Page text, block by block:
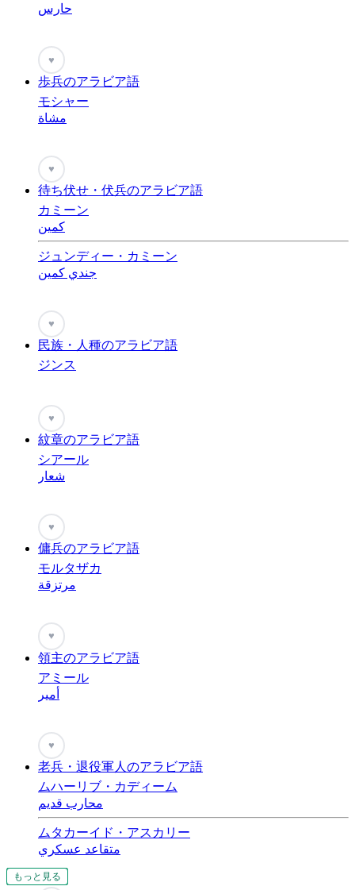
もっと見る
もっと見る
もっと見る
もっと見る
もっと見る
もっと見る
もっと見る
もっと見る
もっと見る
もっと見る
もっと見る
もっと見る
もっと見る
もっと見る
حارس
♥
歩兵のアラビア語
モシャー
مشاة
♥
待ち伏せ・伏兵のアラビア語
カミーン
كمين
ジュンディー・カミーン
جندي كمين
もっと見る
♥
民族・人種のアラビア語
ジンス
♥
紋章のアラビア語
シアール
شعار
♥
傭兵のアラビア語
モルタザカ
مرتزقة
♥
領主のアラビア語
アミール
أمير
♥
老兵・退役軍人のアラビア語
ムハーリブ・カディーム
محارب قديم
ムタカーイド・アスカリー
متقاعد عسكري
もっと見る